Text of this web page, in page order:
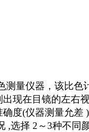
量仪器，该比色
在目镜的左右视
(仪器测量允差 )进
选择 2～3种不同